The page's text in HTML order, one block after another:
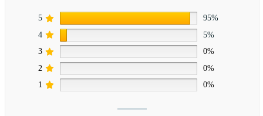
5
95%
4
5%
3
0%
2
0%
1
0%